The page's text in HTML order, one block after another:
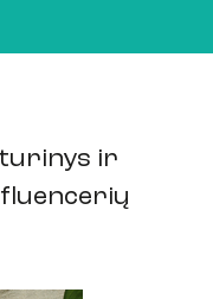
turinys ir